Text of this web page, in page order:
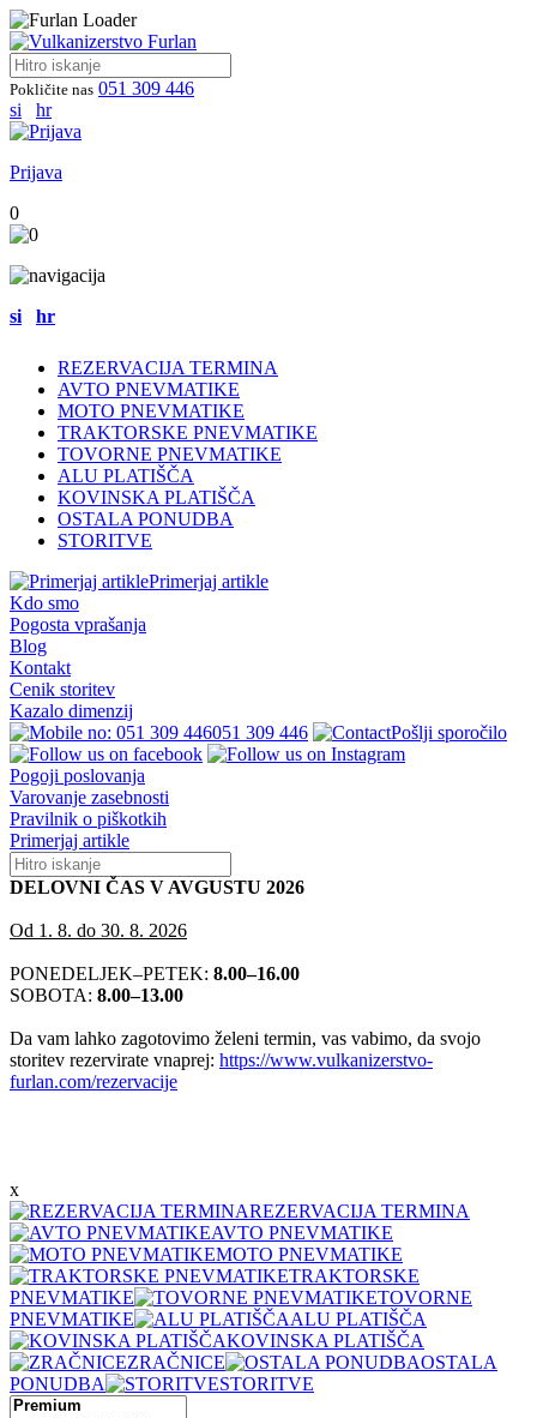
Pokličite nas 051 309 446
si
hr
Prijava
0
si hr
REZERVACIJA TERMINA
AVTO PNEVMATIKE
MOTO PNEVMATIKE
TRAKTORSKE PNEVMATIKE
TOVORNE PNEVMATIKE
ALU PLATIŠČA
KOVINSKA PLATIŠČA
OSTALA PONUDBA
STORITVE
Primerjaj artikle
Kdo smo
Pogosta vprašanja
Blog
Kontakt
Cenik storitev
Kazalo dimenzij
051 309 446
Pošlji sporočilo
Pogoji poslovanja
Varovanje zasebnosti
Pravilnik o piškotkih
Primerjaj artikle
DELOVNI ČAS V AVGUSTU 2026
Od 1. 8. do 30. 8. 2026
PONEDELJEK–PETEK: 8.00–16.00
SOBOTA: 8.00–13.00
Da vam lahko zagotovimo želeni termin, vas vabimo, da svojo
storitev rezervirate vnaprej: https://www.vulkanizerstvo-
furlan.com/rezervacije
x
REZERVACIJA TERMINA
AVTO PNEVMATIKE
MOTO PNEVMATIKE
TRAKTORSKE
PNEVMATIKE
TOVORNE
PNEVMATIKE
ALU PLATIŠČA
KOVINSKA PLATIŠČA
ZRAČNICE
OSTALA
PONUDBA
STORITVE